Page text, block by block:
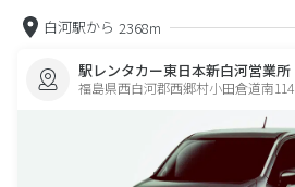
白河駅から 2368m
駅レンタカー東日本新白河営業所
福島県西白河郡西郷村小田倉道南114